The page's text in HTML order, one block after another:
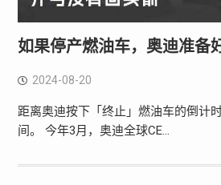
如果停产燃油车，奥迪准备
2024-08-20
距离奥迪按下「终止」燃油车的倒计
间。 今年3月，奥迪全球CE…